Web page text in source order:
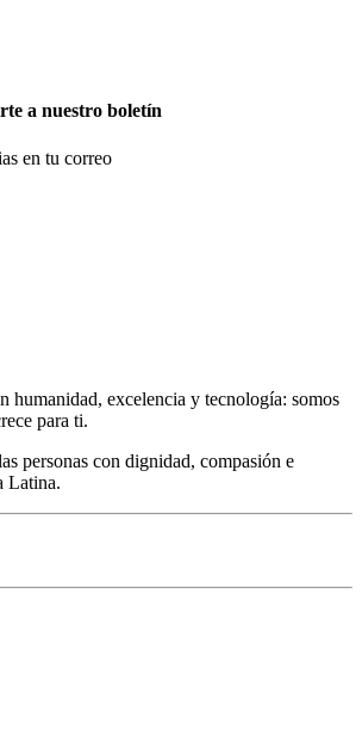
a nuestro boletín
en tu correo
humanidad, excelencia y tecnología: somos
para ti.
personas con dignidad, compasión e
Latina.